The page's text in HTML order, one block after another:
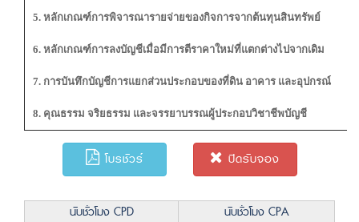
5. หลักเกณฑ์การพิจารณารายจ่ายของกิจการจากต้นทุนสินทรัพย์
6. หลักเกณฑ์การลงบัญชีเมื่อมีการตีราคาใหม่ที่แตกต่างไปจากเดิม
7. การบันทึกบัญชีการแยกส่วนประกอบของที่ดิน อาคาร และอุปกรณ์
8. คุณธรรม จริยธรรม และจรรยาบรรณผู้ประกอบวิชาชีพบัญชี
โบรชัวร์ ปิดรับจอง
นับชั่วโมง CPD
นับชั่วโมง CPA